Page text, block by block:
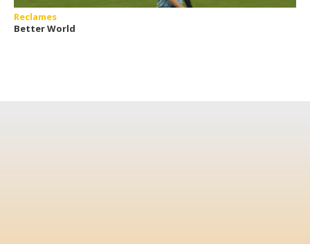
Reclames
Better World